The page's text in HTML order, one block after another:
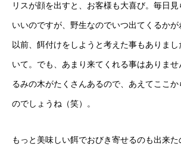
リスが顔を出すと、お客様も大喜び。毎日
いいのですが、野生なのでいつ出てくるかが
以前、餌付けをしようと考えた事もありま
いて。でも、あまり来てくれる事はありませ
るみの木がたくさんあるので、あえてここ
のでしょうね（笑）。
もっと美味しい餌でおびき寄せるのも出来